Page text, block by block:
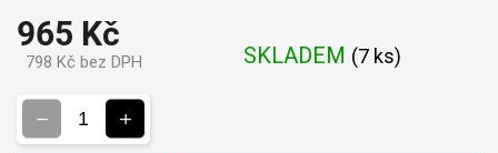
965 Kč
798 Kč bez DPH SKLADEM (7 ks)